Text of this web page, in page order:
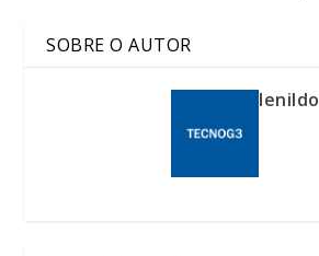
SOBRE O AUTOR
lenildo